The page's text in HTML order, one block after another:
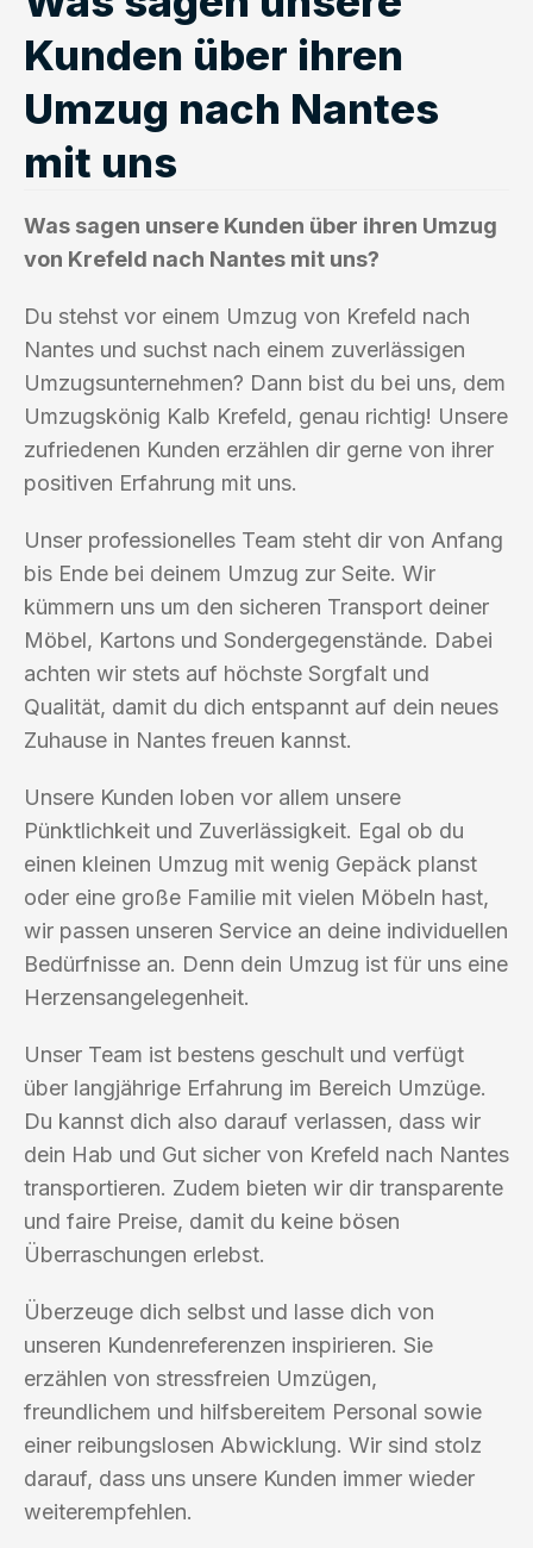
Kunden über ihren
Umzug nach Nantes
mit uns
Was sagen unsere Kunden über ihren Umzug
von Krefeld nach Nantes mit uns?
Du stehst vor einem Umzug von Krefeld nach
Nantes und suchst nach einem zuverlässigen
Umzugsunternehmen? Dann bist du bei uns, dem
Umzugskönig Kalb Krefeld, genau richtig! Unsere
zufriedenen Kunden erzählen dir gerne von ihrer
positiven Erfahrung mit uns.
Unser professionelles Team steht dir von Anfang
bis Ende bei deinem Umzug zur Seite. Wir
kümmern uns um den sicheren Transport deiner
Möbel, Kartons und Sondergegenstände. Dabei
achten wir stets auf höchste Sorgfalt und
Qualität, damit du dich entspannt auf dein neues
Zuhause in Nantes freuen kannst.
Unsere Kunden loben vor allem unsere
Pünktlichkeit und Zuverlässigkeit. Egal ob du
einen kleinen Umzug mit wenig Gepäck planst
oder eine große Familie mit vielen Möbeln hast,
wir passen unseren Service an deine individuellen
Bedürfnisse an. Denn dein Umzug ist für uns eine
Herzensangelegenheit.
Unser Team ist bestens geschult und verfügt
über langjährige Erfahrung im Bereich Umzüge.
Du kannst dich also darauf verlassen, dass wir
dein Hab und Gut sicher von Krefeld nach Nantes
transportieren. Zudem bieten wir dir transparente
und faire Preise, damit du keine bösen
Überraschungen erlebst.
Überzeuge dich selbst und lasse dich von
unseren Kundenreferenzen inspirieren. Sie
erzählen von stressfreien Umzügen,
freundlichem und hilfsbereitem Personal sowie
einer reibungslosen Abwicklung. Wir sind stolz
darauf, dass uns unsere Kunden immer wieder
weiterempfehlen.